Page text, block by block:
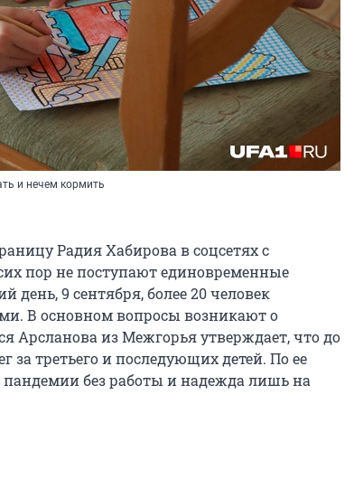
и нечем кормить
Радия Хабирова в соцсетях с
пор не поступают единовременные
9 сентября, более 20 человек
В основном вопросы возникают о
Арсланова из Межгорья утверждает, что до
за третьего и последующих детей. По ее
пандемии без работы и надежда лишь на